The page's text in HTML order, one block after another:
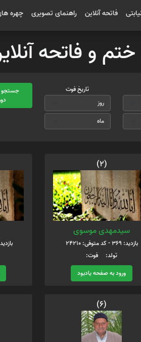
فاتحه آنلاین راهنمای تصویری چهره
ختم و فاتحه
تاریخ فوت
جستجو
(2)
سیدمهدی موسوی
بازدید: 369 - کد متوفی: 24210
تولد: فوت:
ورود به صفحه یادبود
بازدید: 340 - کد
(6)